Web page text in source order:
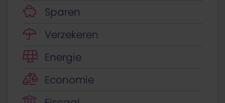
Sparen
Verzekeren
Energie
Economie